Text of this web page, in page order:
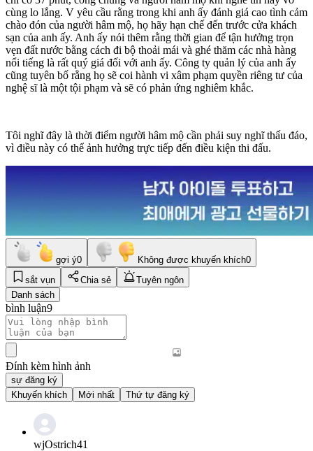
cùng lo lắng. V yêu cầu rằng trong khi anh ấy đánh giá cao tình cảm
chào đón của người hâm mộ, họ hãy hạn chế đến trước cửa khách
sạn của anh ấy. Anh ấy nói thêm rằng thời gian để tận hưởng trọn
vẹn đất nước bằng cách đi bộ thoải mái và ghé thăm các nhà hàng
nổi tiếng là rất quý giá đối với anh ấy. Công ty quản lý của anh ấy
cũng tuyên bố rằng họ sẽ coi hành vi xâm phạm quyền riêng tư của
nghệ sĩ là một tội phạm và sẽ có phản ứng nghiêm khắc.
Tôi nghĩ đây là thời điểm người hâm mộ cần phải suy nghĩ thấu đáo,
vì điều này có thể ảnh hưởng trực tiếp đến điều kiện thi đấu.
gợi ý0 Không được khuyến khích0
sắt vụn
Chia sẻ
Tuyên ngôn
Danh sách
bình luận9
Đính kèm hình ảnh
sự đăng ký
Khuyến khích
Mới nhất Thứ tự đăng ký
wjOstrich41